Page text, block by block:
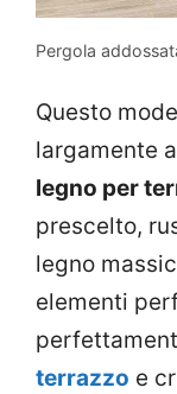
Pergola
Questo
largamente
legno per
prescelto,
legno
elementi
terrazzo e